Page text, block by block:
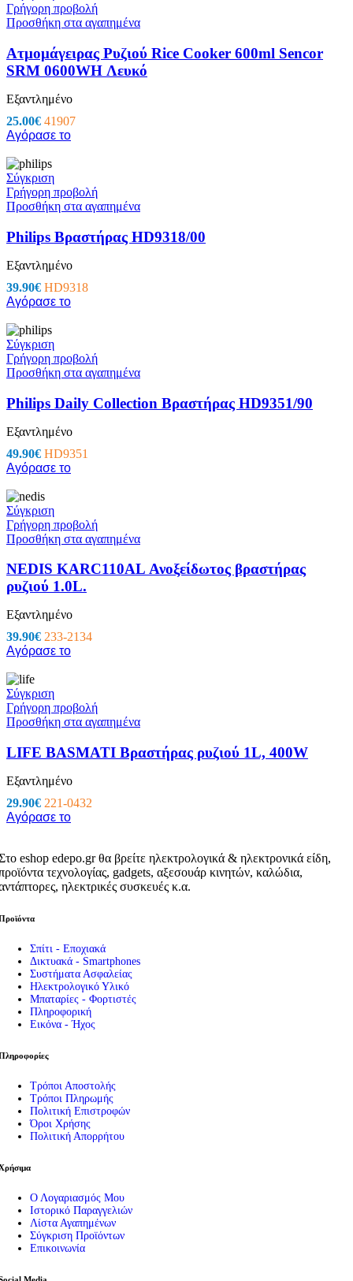
Γρήγορη προβολή
Προσθήκη στα αγαπημένα
Ατμομάγειρας Ρυζιού Rice Cooker 600ml Sencor
SRM 0600WH Λευκό
Εξαντλημένο
25.00€ 41907
Αγόρασε το
Σύγκριση
Γρήγορη προβολή
Προσθήκη στα αγαπημένα
Philips Βραστήρας HD9318/00
Εξαντλημένο
39.90€ HD9318
Αγόρασε το
Σύγκριση
Γρήγορη προβολή
Προσθήκη στα αγαπημένα
Philips Daily Collection Βραστήρας HD9351/90
Εξαντλημένο
49.90€ HD9351
Αγόρασε το
Σύγκριση
Γρήγορη προβολή
Προσθήκη στα αγαπημένα
NEDIS KARC110AL Ανοξείδωτος βραστήρας
ρυζιού 1.0L.
Εξαντλημένο
39.90€ 233-2134
Αγόρασε το
Σύγκριση
Γρήγορη προβολή
Προσθήκη στα αγαπημένα
LIFE BASMATI Βραστήρας ρυζιού 1L, 400W
Εξαντλημένο
29.90€ 221-0432
Αγόρασε το
eshop edepo.gr θα βρείτε ηλεκτρολογικά & ηλεκτρονικά είδη,
τεχνολογίας, gadgets, αξεσουάρ κινητών, καλώδια,
ηλεκτρικές συσκευές κ.α.
Σπίτι - Εποχιακά
Δικτυακά - Smartphones
Συστήματα Ασφαλείας
Ηλεκτρολογικό Υλικό
Μπαταρίες - Φορτιστές
Πληροφορική
Εικόνα - Ήχος
Τρόποι Αποστολής
Τρόποι Πληρωμής
Πολιτική Επιστροφών
Όροι Χρήσης
Πολιτική Απορρήτου
Ο Λογαριασμός Μου
Ιστορικό Παραγγελιών
Λίστα Αγαπημένων
Σύγκριση Προϊόντων
Επικοινωνία